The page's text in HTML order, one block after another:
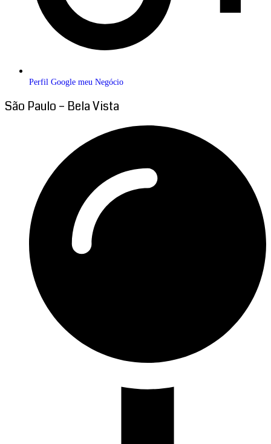
Perfil Google meu Negócio
São Paulo – Bela Vista